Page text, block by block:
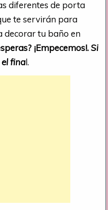
diferentes de porta
te servirán para
decorar tu baño en
¡Empecemos!.Si
el final.